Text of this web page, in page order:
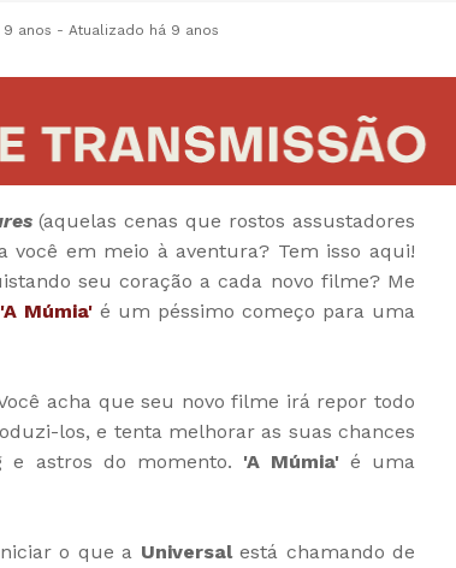
9 anos - Atualizado há 9 anos
(aquelas cenas que rostos assustadores
em meio à aventura? Tem isso aqui!
seu coração a cada novo filme? Me
'A Múmia' é um péssimo começo para uma
acha que seu novo filme irá repor todo
los, e tenta melhorar as suas chances
e astros do momento. 'A Múmia'é uma
o que a Universalestá chamando de